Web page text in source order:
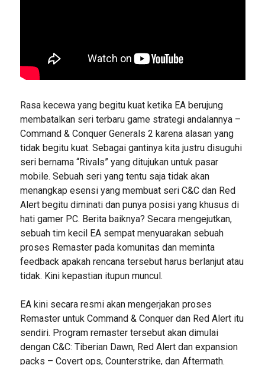
Rasa kecewa yang begitu kuat ketika EA berujung
membatalkan seri terbaru game strategi andalannya –
Command & Conquer Generals 2 karena alasan yang
tidak begitu kuat. Sebagai gantinya kita justru disuguhi
seri bernama “Rivals” yang ditujukan untuk pasar
mobile. Sebuah seri yang tentu saja tidak akan
menangkap esensi yang membuat seri C&C dan Red
Alert begitu diminati dan punya posisi yang khusus di
hati gamer PC. Berita baiknya? Secara mengejutkan,
sebuah tim kecil EA sempat menyuarakan sebuah
proses Remaster pada komunitas dan meminta
feedback apakah rencana tersebut harus berlanjut atau
tidak. Kini kepastian itupun muncul.
EA kini secara resmi akan mengerjakan proses
Remaster untuk Command & Conquer dan Red Alert itu
sendiri. Program remaster tersebut akan dimulai
dengan C&C: Tiberian Dawn, Red Alert dan expansion
packs – Covert ops, Counterstrike, dan Aftermath.